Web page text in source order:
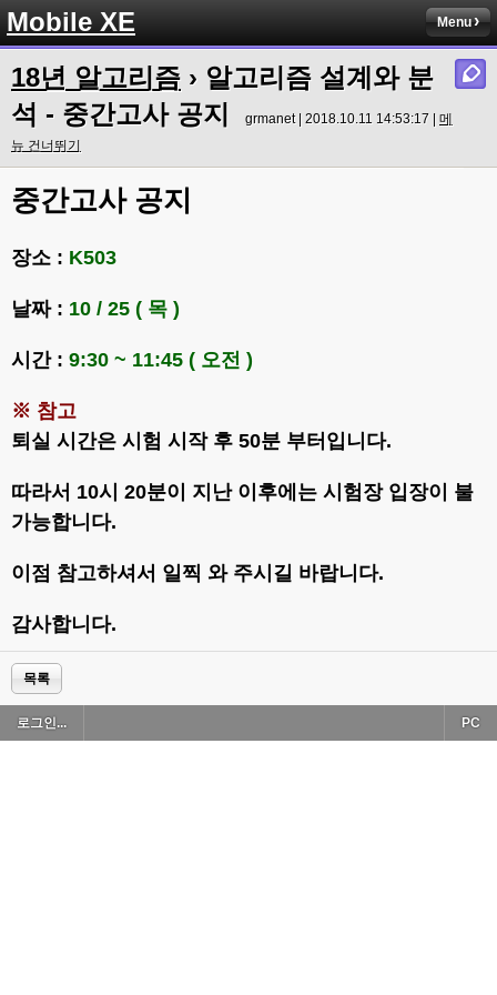
Mobile XE Menu
18년 알고리즘 › 알고리즘 설계와 분
석 - 중간고사 공지
grmanet | 2018.10.11 14:53:17 | 메
뉴 건너뛰기
중간고사 공지
장소 : K503
날짜 : 10 / 25 ( 목 )
시간 : 9:30 ~ 11:45 ( 오전 )
※ 참고
퇴실 시간은 시험 시작 후 50분 부터입니다.
따라서 10시 20분이 지난 이후에는 시험장 입장이 불
가능합니다.
이점 참고하셔서 일찍 와 주시길 바랍니다.
감사합니다.
목록
로그인... PC